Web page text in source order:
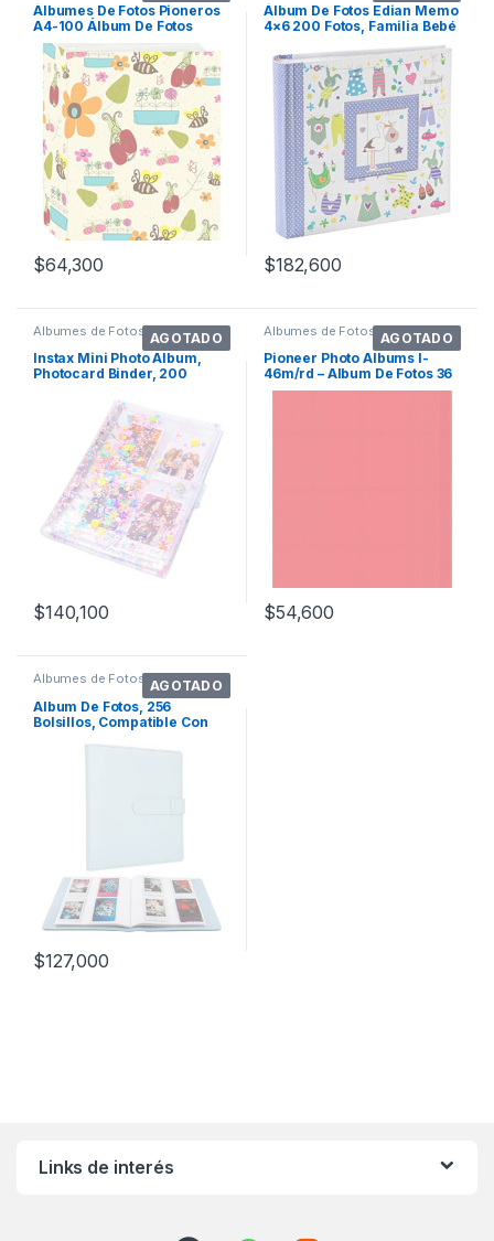
Álbumes De Fotos Pioneros
A4-100 Álbum De Fotos
Garabatos, 1
$64,300
Álbum De Fotos Edian Memo
4×6 200 Fotos, Familia Bebé
$182,600
AGOTADO
Álbumes de Fotos
Instax Mini Photo Album,
Photocard Binder, 200
$140,100
AGOTADO
Álbumes de Fotos
Pioneer Photo Albums I-
46m/rd – Album De Fotos 36
Bolsillo
$54,600
AGOTADO
Álbumes de Fotos
Álbum De Fotos, 256
Bolsillos, Compatible Con
$127,000
Links de interés